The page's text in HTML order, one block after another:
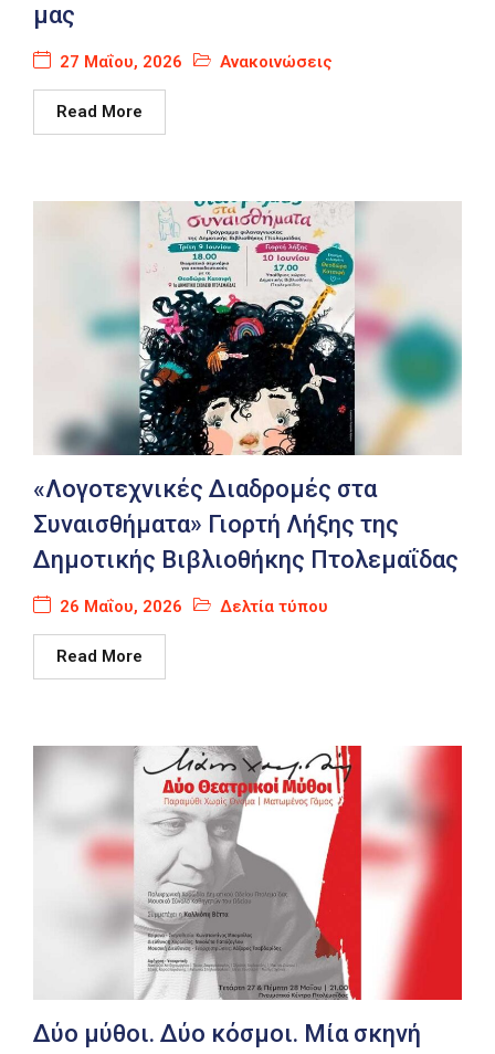
μας
27 Μαΐου, 2026 Ανακοινώσεις
Read More
«Λογοτεχνικές Διαδρομές στα
Συναισθήματα» Γιορτή Λήξης της
Δημοτικής Βιβλιοθήκης Πτολεμαΐδας
26 Μαΐου, 2026 Δελτία τύπου
Read More
Δύο μύθοι. Δύο κόσμοι. Μία σκηνή